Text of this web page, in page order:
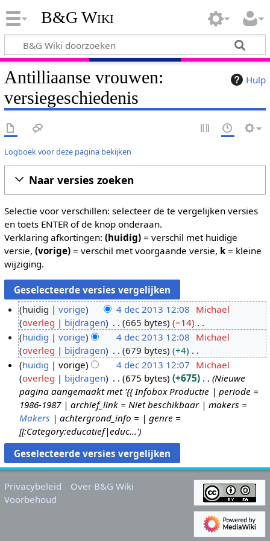
B&G Wiki
Hulp
Antilliaanse vrouwen:
versiegeschiedenis
Logboek voor deze pagina bekijken
Naar versies zoeken
Selectie voor verschillen: selecteer de te vergelijken versies
en toets ENTER of de knop onderaan.
Verklaring afkortingen: (huidig)= verschil met huidige
versie, (vorige)= verschil met voorgaande versie, k= kleine
wijziging.
d
c
huidig vorige 4 dec 2013 12:08 Michael
overleg
bijdragen 665 bytes
−14
G
e
e
n
b
e
w
e
r
k
i
huidig vorige 4 dec 2013 12:08 Michael
overleg
bijdragen 679 bytes
+4
G
e
e
n
b
e
w
e
r
k
i
huidig vorige 4 dec 2013 12:07 Michael
overleg
bijdragen 675 bytes +675
Nieuwe
pagina aangemaakt met '{{ Infobox Productie | periode =
1986-1987 | archief_link = Niet beschikbaar | makers =
Makers | achtergrond_info = | genre =
[[:Category:educatief|educ...'
Privacybeleid
Over B&G Wiki
Voorbehoud